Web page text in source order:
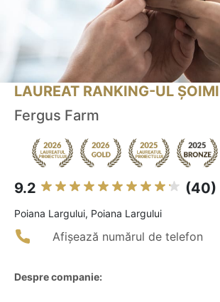
LAUREAT RANKING-UL
Fergus Farm
9.2 (40)
Poiana Largului, Poiana Largului
Afișează numărul de telefon
Despre companie: